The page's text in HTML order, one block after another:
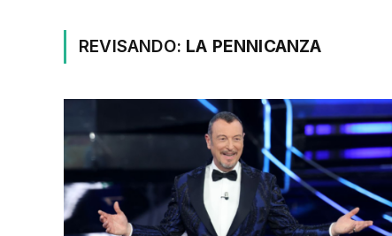
REVISANDO: LA PENNICANZA